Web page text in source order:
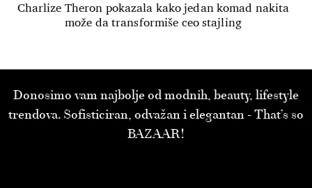
Charlize Theron pokazala kako jedan komad nakita
može da transformiše ceo stajling
Donosimo vam najbolje od modnih, beauty, lifestyle
trendova. Sofisticiran, odvažan i elegantan - That’s so
BAZAAR!